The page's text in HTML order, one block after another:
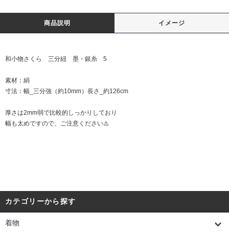
商品説明 イメージ
和小物さくら 三分紐 墨・銀糸 5
素材：絹
寸法：幅_三分強（約10mm）長さ_約126cm
厚さは2mm弱で比較的しっかりしており
幅も太めですので、ご注意ください⚠️
カテゴリーから探す
着物